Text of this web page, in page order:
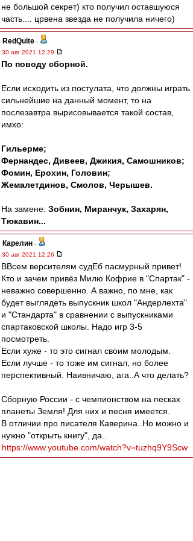
не большой секрет) кто получил оставшуюся
часть.... црвена звезда не получила ничего)
RedQuite -
30 авг 2021 12:29
По поводу сборной.
Если исходить из постулата, что должны играть
сильнейшие на данный момент, то на
послезавтра вырисовывается такой состав,
имхо:
Гильерме;
Фернандес, Дивеев, Джикия, Самошников;
Фомин, Ерохин, Головин;
Жемалетдинов, Смолов, Черышев.
На замене: Зобнин, Миранчук, Захарян,
Тюкавин...
Карелин -
30 авг 2021 12:26
ВВсем версителям судЕб пасмурный привет!
Кто и зачем привёз Милю Кофрие в "Спартак" -
неважно совершенно. А важно, по мне, как
будет выглядеть выпускник школ "Андерлехта"
и "Стандарта" в сравнении с выпускниками
спартаковской школы. Надо игр 3-5
посмотреть.
Если хуже - то это сигнал своим молодым.
Если лучше - то тоже им сигнал, но более
перспективный. Наивничаю, ага..А что делать?
Сборную России - с чемпионством на песках
планеты Земля! Для них и песня имеется.
В отличии про писателя Каверина..Но можно и
нужно "открыть книгу", да..
https://www.youtube.com/watch?v=tuzhq9Y9Scw